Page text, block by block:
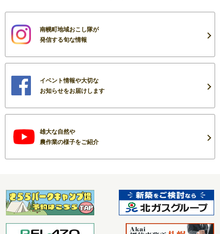
南幌町地域おこし隊が
発信する旬な情報
イベント情報や大切な
お知らせをお届けします
雄大な自然や
農作業の様子をご紹介